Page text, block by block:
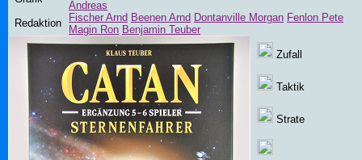
Andreas
Redaktion
Fischer Arnd Beenen Arnd Dontanville Morgan Fenlon Pete
Magin Ron Benjamin Teuber
Zufall
Taktik
Strate